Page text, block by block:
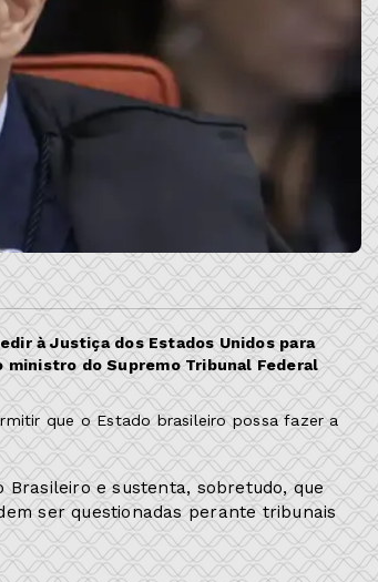
à Justiça dos Estados Unidos para
ministro do Supremo Tribunal Federal
que o Estado brasileiro possa fazer a
Brasileiro e sustenta, sobretudo, que
ser questionadas perante tribunais